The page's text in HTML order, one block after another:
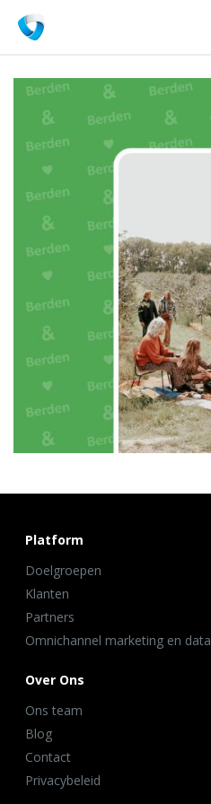
Platform
Doelgroepen
Klanten
Partners
Omnichannel marketing en data
Over Ons
Ons team
Blog
Contact
Privacybeleid